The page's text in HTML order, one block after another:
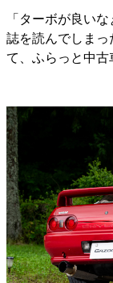
「ターボが良い
誌を読んでしまっ
て、ふらっと中